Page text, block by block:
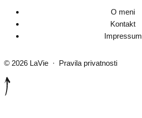
O meni
Kontakt
Impressum
© 2026 LaVie · Pravila privatnosti